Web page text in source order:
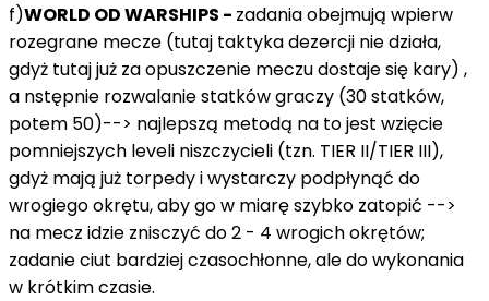
f)WORLD OD WARSHIPS - zadania obejmują wpierw
rozegrane mecze (tutaj taktyka dezercji nie działa,
gdyż tutaj już za opuszczenie meczu dostaje się kary) ,
a nstępnie rozwalanie statków graczy (30 statków,
potem 50)--> najlepszą metodą na to jest wzięcie
pomniejszych leveli niszczycieli (tzn. TIER II/TIER III),
gdyż mają już torpedy i wystarczy podpłynąć do
wrogiego okrętu, aby go w miarę szybko zatopić -->
na mecz idzie znisczyć do 2 - 4 wrogich okrętów;
zadanie ciut bardziej czasochłonne, ale do wykonania
w krótkim czasie.